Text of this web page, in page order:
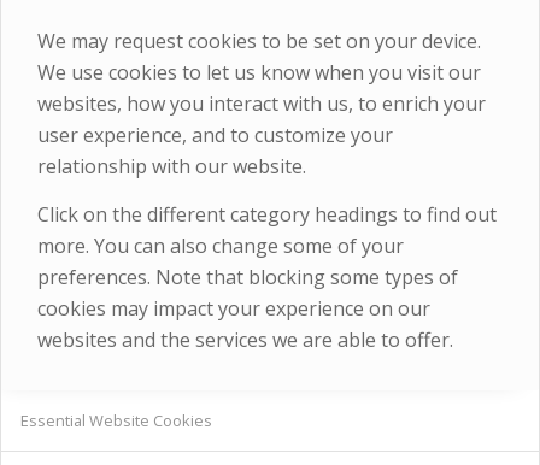
We may request cookies to be set on your device.
We use cookies to let us know when you visit our
websites, how you interact with us, to enrich your
user experience, and to customize your
relationship with our website.
Click on the different category headings to find out
more. You can also change some of your
preferences. Note that blocking some types of
cookies may impact your experience on our
websites and the services we are able to offer.
Essential Website Cookies